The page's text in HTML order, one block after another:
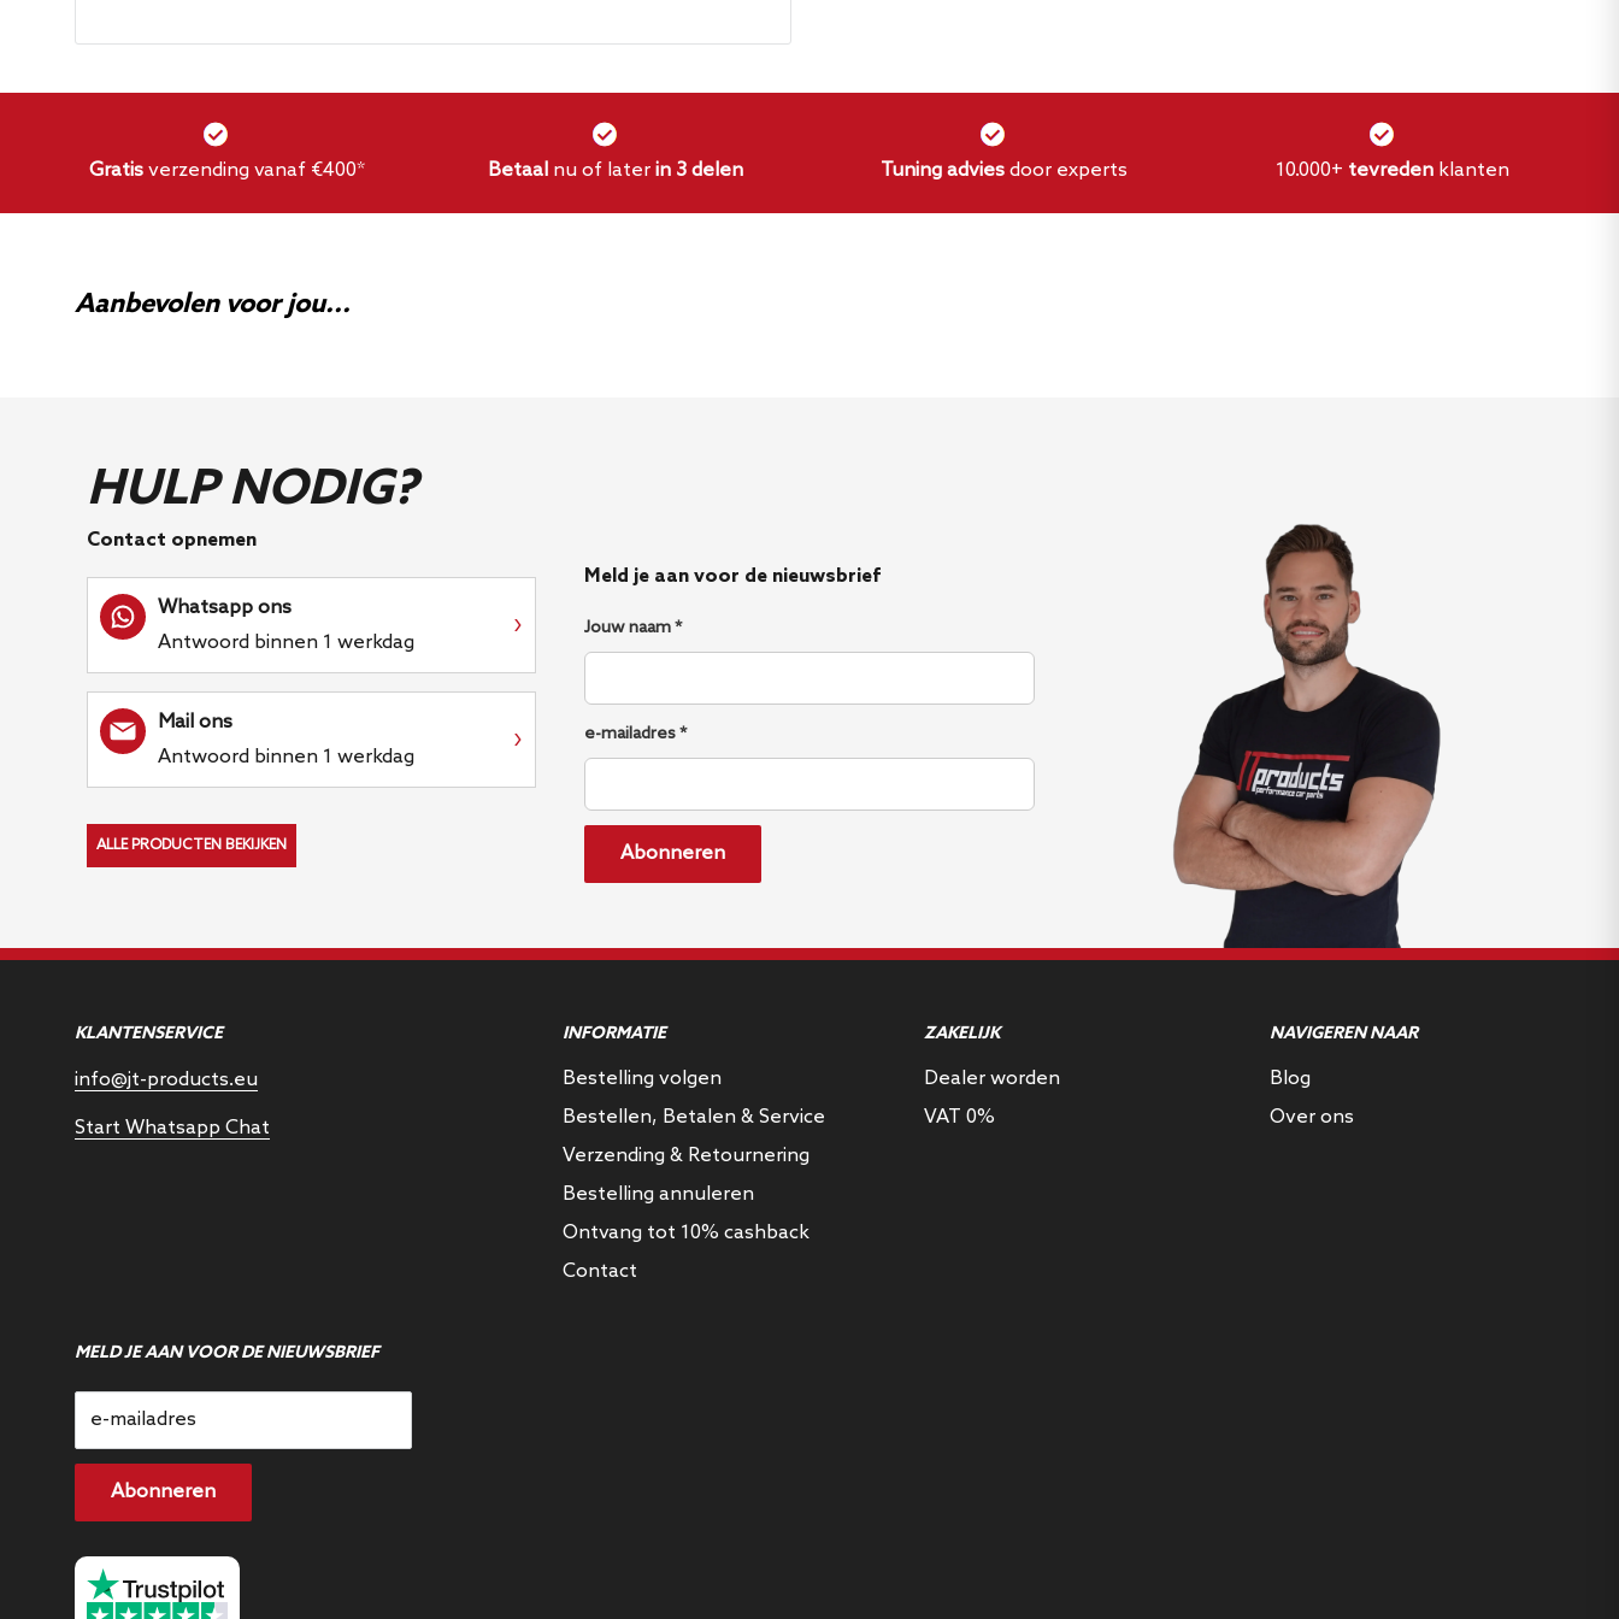
Ja, er is een levenslange garantie op de slangen.
Gratis verzending vanaf €400* Betaalnu of later in 3 delen Tuning adviesdoor experts 10.000+ tevredenklanten
Aanbevolen voor jou...
HULP NODIG?
Contact opnemen
Whatsapp ons
Antwoord binnen 1 werkdag
›
Mail ons
Antwoord binnen 1 werkdag
›
ALLE PRODUCTEN BEKIJKEN
Meld je aan voor de nieuwsbrief
Jouw naam *
e-mailadres *
Abonneren
KLANTENSERVICE
info@jt-products.eu
Start Whatsapp Chat
INFORMATIE
Bestelling volgen
Bestellen, Betalen & Service
Verzending & Retournering
Bestelling annuleren
Ontvang tot 10% cashback
Contact
ZAKELIJK
Dealer worden
VAT 0%
NAVIGEREN NAAR
Blog
Over ons
MELD JE AAN VOOR DE NIEUWSBRIEF
e-mailadres
Abonneren